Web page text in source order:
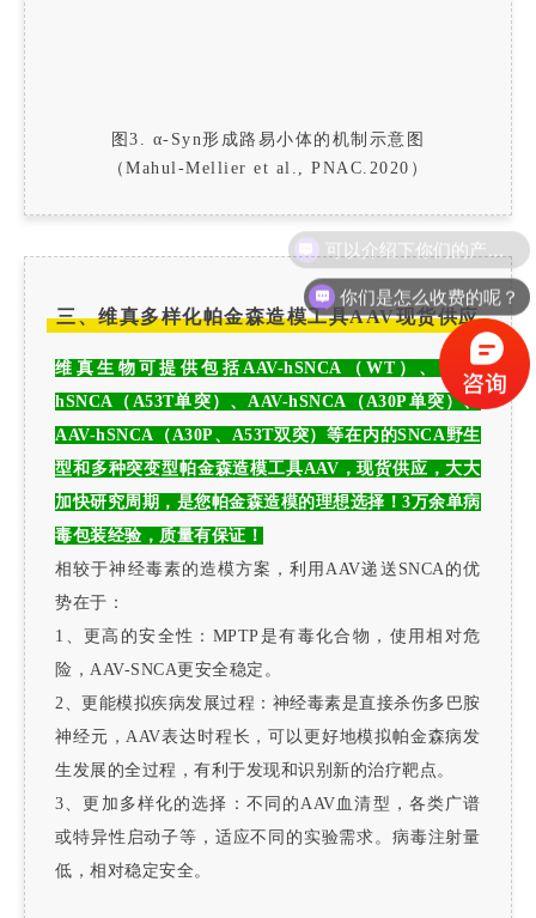
图3. α-Syn形成路易小体的机制示意图
（Mahul-Mellier et al., PNAC.2020）
三、维真多样化帕金森造模工具AAV现货供应
维真生物可提供包括 AAV-hSNCA（WT） 、AAV-
hSNCA（A53T单突） 、 AAV-hSNCA（A30P单突）、
AAV-hSNCA（A30P、A53T双突）等在内的SNCA野生
型和多种突变型帕金森造模工具AAV，现货供应，大大
加快研究周期，是您帕金森造模的理想选择！3万余单病
毒包装经验，质量有保证！
相较于神经毒素的造模方案，利用AAV递送SNCA的优
势在于：
1、更高的安全性：MPTP是有毒化合物，使用相对危
险，AAV-SNCA更安全稳定。
2、更能模拟疾病发展过程：神经毒素是直接杀伤多巴胺
神经元，AAV表达时程长，可以更好地模拟帕金森病发
生发展的全过程，有利于发现和识别新的治疗靶点。
3、更加多样化的选择：不同的AAV血清型，各类广谱
或特异性启动子等，适应不同的实验需求。病毒注射量
低，相对稳定安全。
你们是怎么收费的呢？